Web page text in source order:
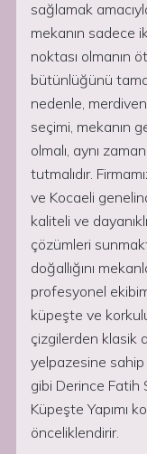
sağlamak
mekanın sadece
noktası olmanın
bütünlüğünü
nedenle,
seçimi, mekanın
olmalı, aynı
tutmalıdır.
ve Kocaeli
kaliteli ve
çözümleri
doğallığını
profesyonel
küpeşte ve
çizgilerden klasik
yelpazesine
gibi Derince Fatih
Küpeşte Yapımı
önceliklendirir.